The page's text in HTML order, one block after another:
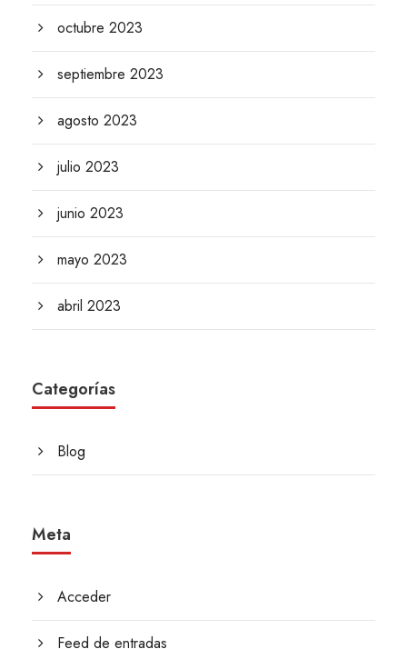
octubre 2023
septiembre 2023
agosto 2023
julio 2023
junio 2023
mayo 2023
abril 2023
Categorías
Blog
Meta
Acceder
Feed de entradas